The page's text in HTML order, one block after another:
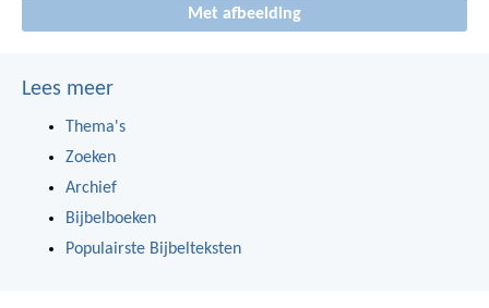
Met afbeelding
Lees meer
Thema's
Zoeken
Archief
Bijbelboeken
Populairste Bijbelteksten